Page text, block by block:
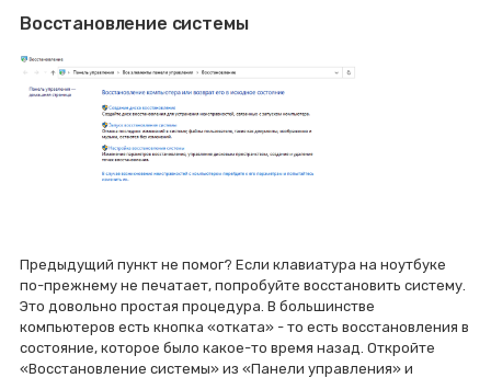
Восстановление системы
Предыдущий пункт не помог? Если клавиатура на ноутбуке
по-прежнему не печатает, попробуйте восстановить систему.
Это довольно простая процедура. В большинстве
компьютеров есть кнопка «отката» - то есть восстановления в
состояние, которое было какое-то время назад. Откройте
«Восстановление системы» из «Панели управления» и